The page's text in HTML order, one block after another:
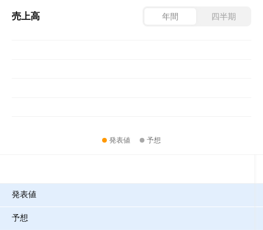
売上高 年間 四半期
発表値 予想
発表値
予想